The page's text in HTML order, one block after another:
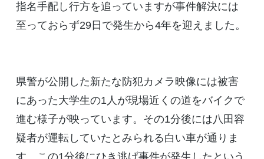
指名手配し行方を追っていますが事件解決には
至っておらず29日で発生から4年を迎えました。
県警が公開した新たな防犯カメラ映像には被害
にあった大学生の1人が現場近くの道をバイクで
進む様子が映っています。その1分後には八田容
疑者が運転していたとみられる白い車が通りま